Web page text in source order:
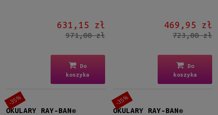
631,15 zł
971,00 zł
Do
koszyka
469,95 zł
723,00 zł
Do
koszyka
OKULARY RAY-BAN®
-35%
OKULARY RAY-BAN®
-35%